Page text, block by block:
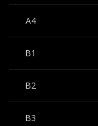
A4
B1
B2
B3